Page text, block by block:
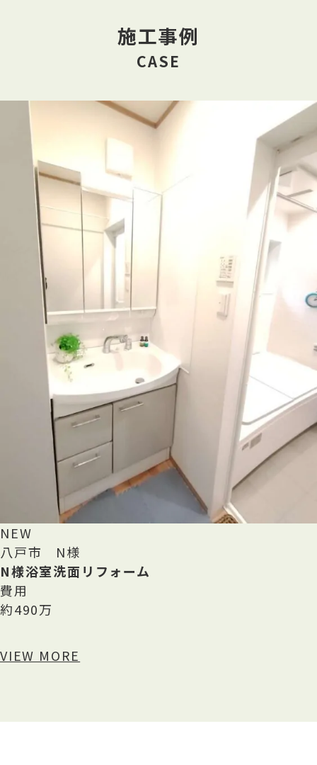
施工事例
CASE
NEW
八戸市 N様
N様浴室洗面リフォーム
費用
約490万
VIEW MORE